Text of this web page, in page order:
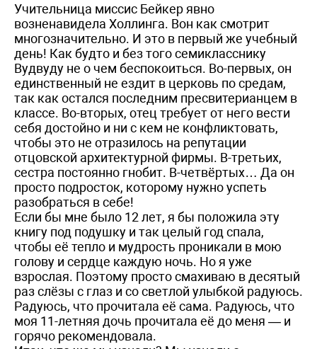
Учительница миссис Бейкер явно
возненавидела Холлинга. Вон как смотрит
многозначительно. И это в первый же учебный
день! Как будто и без того семикласснику
Вудвуду не о чем беспокоиться. Во-первых, он
единственный не ездит в церковь по средам,
так как остался последним пресвитерианцем в
классе. Во-вторых, отец требует от него вести
себя достойно и ни с кем не конфликтовать,
чтобы это не отразилось на репутации
отцовской архитектурной фирмы. В-третьих,
сестра постоянно гнобит. В-четвёртых… Да он
просто подросток, которому нужно успеть
разобраться в себе!
Если бы мне было 12 лет, я бы положила эту
книгу под подушку и так целый год спала,
чтобы её тепло и мудрость проникали в мою
голову и сердце каждую ночь. Но я уже
взрослая. Поэтому просто смахиваю в десятый
раз слёзы с глаз и со светлой улыбкой радуюсь.
Радуюсь, что прочитала её сама. Радуюсь, что
моя 11-летняя дочь прочитала её до меня — и
горячо рекомендовала.